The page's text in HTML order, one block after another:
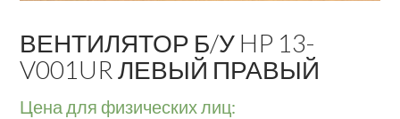
ВЕНТИЛЯТОР Б/У HP 13-
V001UR ЛЕВЫЙ ПРАВЫЙ
Цена для физических лиц: